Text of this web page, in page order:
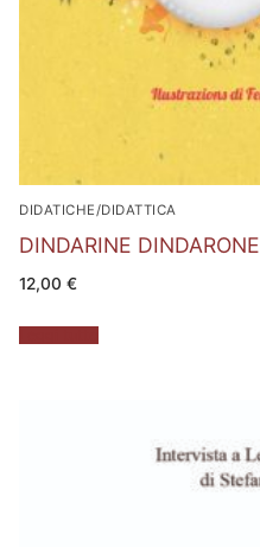
DIDATICHE/DIDATTICA
DINDARINE DINDARONE
12,00 €